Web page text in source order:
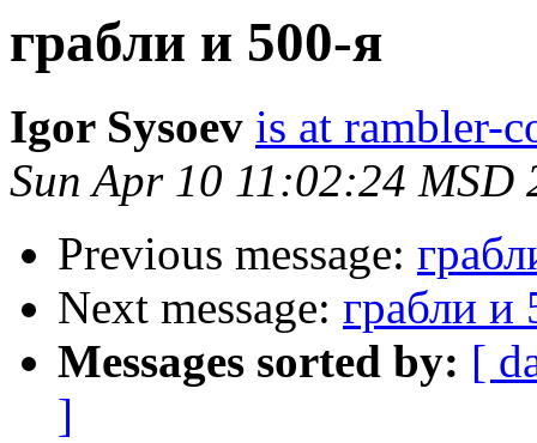
грабли и 500-я
Igor Sysoev is at rambler-
Sun Apr 10 11:02:24 MSD
Previous message:
Next message: грабли и
Messages sorted by: [
]